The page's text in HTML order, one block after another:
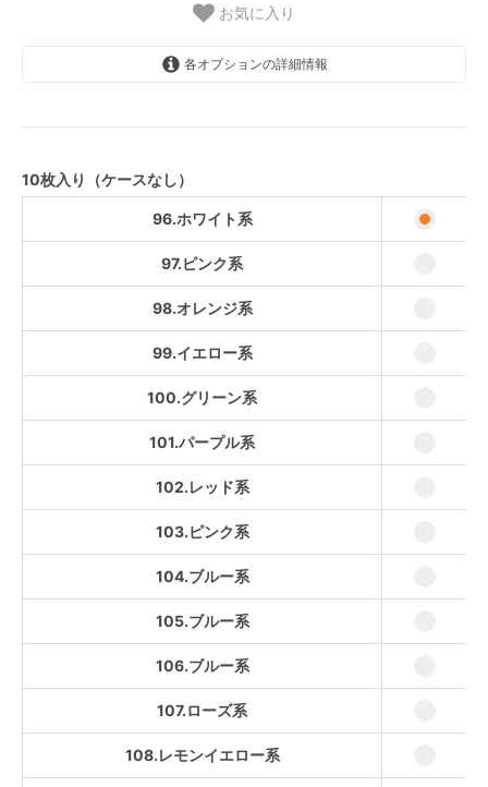
お気に入り
各オプションの詳細情報
99.イエロー系
101.パープル系
103.ピンク系
104.ブルー系
105.ブルー系
106.ブルー系
107.ローズ系
10枚入り（ケースなし）
96.ホワイト系
97.ピンク系
98.オレンジ系
99.イエロー系
100.グリーン系
101.パープル系
102.レッド系
103.ピンク系
104.ブルー系
105.ブルー系
106.ブルー系
107.ローズ系
108.レモンイエロー系